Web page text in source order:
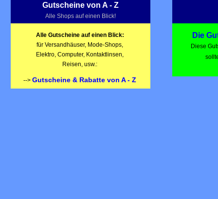
Gutscheine von A - Z
Alle Shops auf einen Blick!
Alle Gutscheine auf einen Blick:
für Versandhäuser, Mode-Shops,
Elektro, Computer, Kontaktlinsen,
Reisen, usw.:
--> Gutscheine & Rabatte von A - Z
Die
Diese